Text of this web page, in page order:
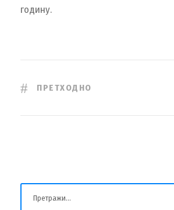
годину.
ПРЕТХОДНО